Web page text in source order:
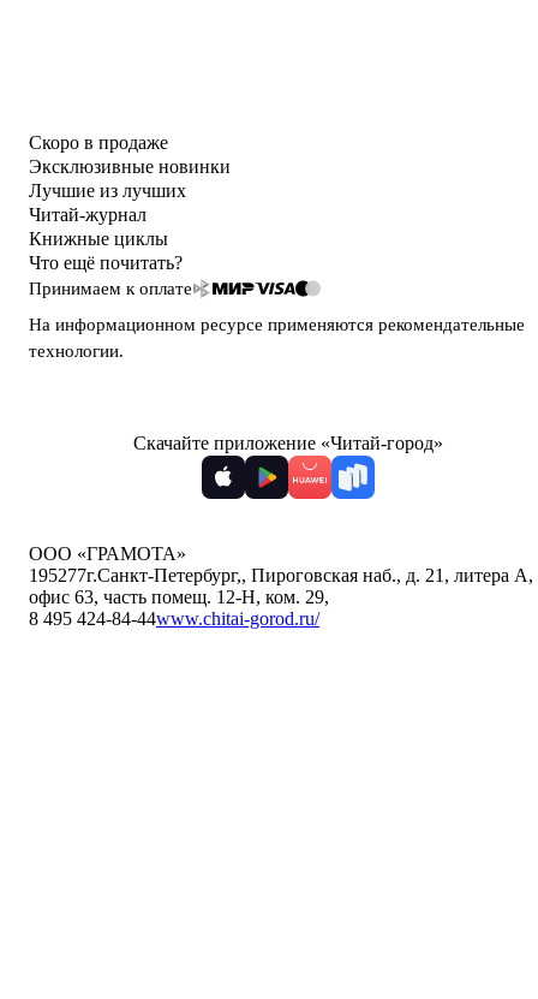
Скоро в продаже
Эксклюзивные новинки
Лучшие из лучших
Читай-журнал
Книжные циклы
Что ещё почитать?
Принимаем к оплате
На информационном ресурсе применяются рекомендательные
технологии.
Скачайте приложение «Читай-город»
ООО «ГРАМОТА»
195277г.Санкт-Петербург,, Пироговская наб., д. 21, литера А,
офис 63, часть помещ. 12-Н, ком. 29,
8 495 424-84-44www.chitai-gorod.ru/